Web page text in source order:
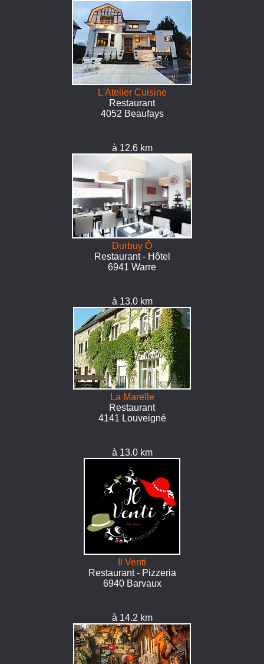
L'Atelier Cuisine
Restaurant
4052 Beaufays
à 12.6 km
Durbuy Ô
Restaurant - Hôtel
6941 Warre
à 13.0 km
La Marelle
Restaurant
4141 Louveigné
à 13.0 km
Il Venti
Restaurant - Pizzeria
6940 Barvaux
à 14.2 km